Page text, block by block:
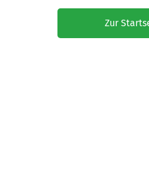
Zur